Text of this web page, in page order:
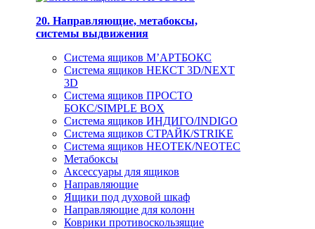
20. Направляющие, метабоксы,
системы выдвижения
Система ящиков М’АРТБОКС
Система ящиков НЕКСТ 3D/NEXT
3D
Система ящиков ПРОСТО
БОКС/SIMPLE BOX
Система ящиков ИНДИГО/INDIGO
Система ящиков СТРАЙК/STRIKE
Система ящиков НЕОТЕК/NEOTEC
Метабоксы
Аксессуары для ящиков
Направляющие
Ящики под духовой шкаф
Направляющие для колонн
Коврики противоскользящие